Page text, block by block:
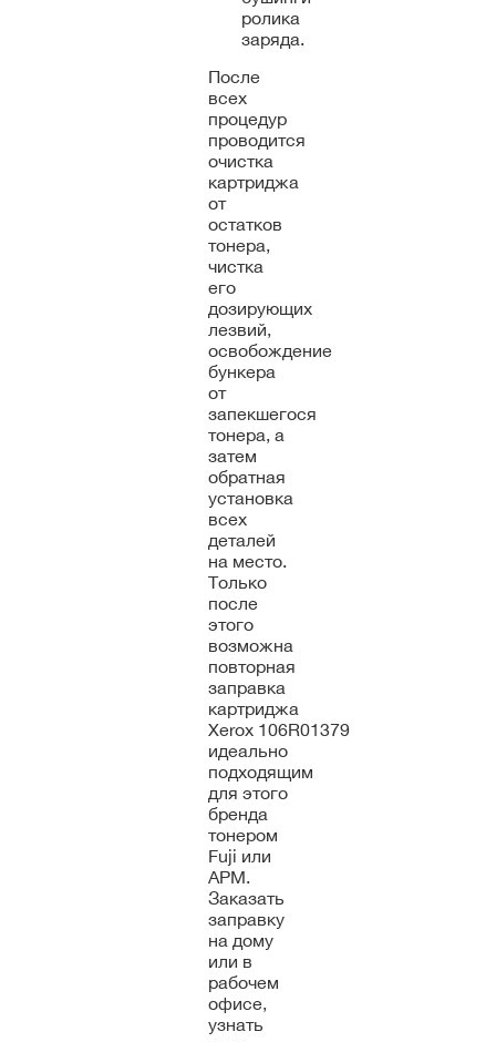
ролика
заряда.
После
всех
процедур
проводится
очистка
картриджа
от
остатков
тонера,
чистка
его
дозирующих
лезвий,
освобождение
бункера
от
запекшегося
тонера, а
затем
обратная
установка
всех
деталей
на место.
Только
после
этого
возможна
повторная
заправка
картриджа
Xerox 106R01379
идеально
подходящим
для этого
бренда
тонером
Fuji или
APM.
Заказать
заправку
на дому
или в
рабочем
офисе,
узнать